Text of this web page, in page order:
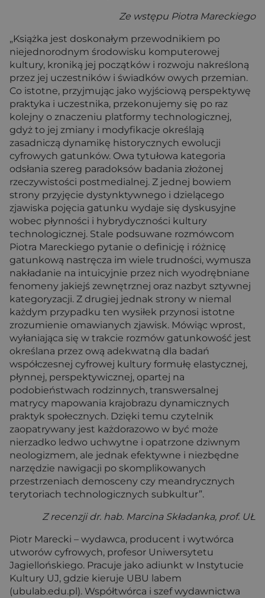
Ze wstępu Piotra Mareckiego
„Książka jest doskonałym przewodnikiem po
niejednorodnym środowisku komputerowej
kultury, kroniką jej początków i rozwoju nakreśloną
przez jej uczestników i świadków owych przemian.
Co istotne, przyjmując jako wyjściową perspektywę
praktyka i uczestnika, przekonujemy się po raz
kolejny o znaczeniu platformy technologicznej,
gdyż to jej zmiany i modyfikacje określają
zasadniczą dynamikę historycznych ewolucji
cyfrowych gatunków. Owa tytułowa kategoria
odsłania szereg paradoksów badania złożonej
rzeczywistości postmedialnej. Z jednej bowiem
strony przyjęcie dystynktywnego i dzielącego
zjawiska pojęcia gatunku wydaje się dyskusyjne
wobec płynności i hybrydyczności kultury
technologicznej. Stale podsuwane rozmówcom
Piotra Mareckiego pytanie o definicję i różnicę
gatunkową nastręcza im wiele trudności, wymusza
nakładanie na intuicyjnie przez nich wyodrębniane
fenomeny jakiejś zewnętrznej oraz nazbyt sztywnej
kategoryzacji. Z drugiej jednak strony w niemal
każdym przypadku ten wysiłek przynosi istotne
zrozumienie omawianych zjawisk. Mówiąc wprost,
wyłaniająca się w trakcie rozmów gatunkowość jest
określana przez ową adekwatną dla badań
współczesnej cyfrowej kultury formułę elastycznej,
płynnej, perspektywicznej, opartej na
podobieństwach rodzinnych, transwersalnej
matrycy mapowania krajobrazu dynamicznych
praktyk społecznych. Dzięki temu czytelnik
zaopatrywany jest każdorazowo w być może
nierzadko ledwo uchwytne i opatrzone dziwnym
neologizmem, ale jednak efektywne i niezbędne
narzędzie nawigacji po skomplikowanych
przestrzeniach demosceny czy meandrycznych
terytoriach technologicznych subkultur”.
Z recenzji dr. hab. Marcina Składanka, prof. UŁ
Piotr Marecki – wydawca, producent i wytwórca
utworów cyfrowych, profesor Uniwersytetu
Jagiellońskiego. Pracuje jako adiunkt w Instytucie
Kultury UJ, gdzie kieruje UBU labem
(ubulab.edu.pl). Współtwórca i szef wydawnictwa